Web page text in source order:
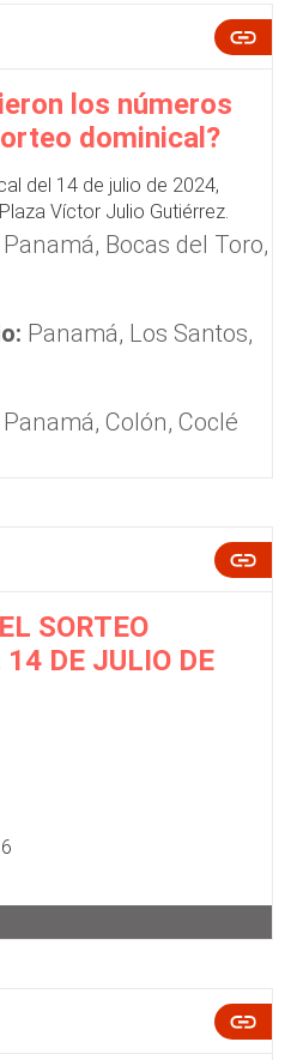
los números
dominical?
del 14 de julio de 2024,
Víctor Julio Gutiérrez.
Panamá, Bocas del Toro,
Panamá, Los Santos,
Panamá, Colón, Coclé
SORTEO
DE JULIO DE